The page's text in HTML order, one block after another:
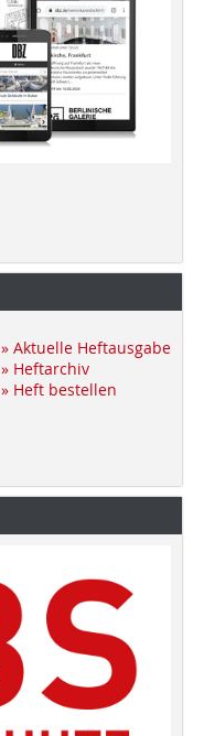
» Aktuelle Heftausgabe
» Heftarchiv
» Heft bestellen